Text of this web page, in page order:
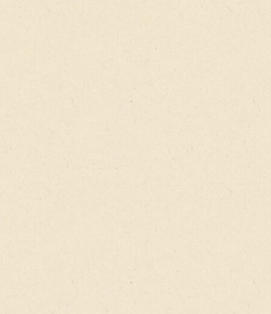
あいの心鍼灸整体院のホームページをご覧いただき誠に
とわかりやすい説明を心掛けています。リラックスでき
てお越しください。ご不明な点がありましたら、どうぞ
お気軽にお問い合わせください。